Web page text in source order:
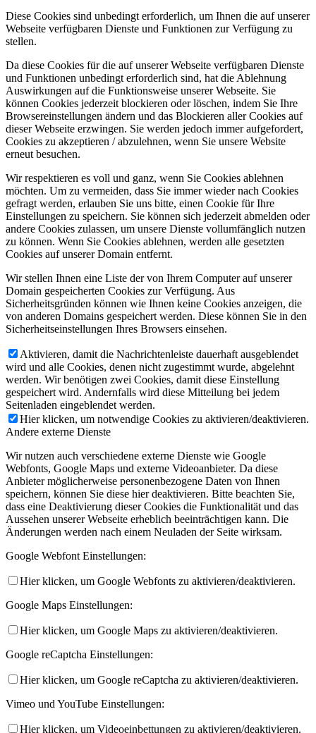
Diese Cookies sind unbedingt erforderlich, um Ihnen die auf unserer
Webseite verfügbaren Dienste und Funktionen zur Verfügung zu
stellen.
Da diese Cookies für die auf unserer Webseite verfügbaren Dienste
und Funktionen unbedingt erforderlich sind, hat die Ablehnung
Auswirkungen auf die Funktionsweise unserer Webseite. Sie
können Cookies jederzeit blockieren oder löschen, indem Sie Ihre
Browsereinstellungen ändern und das Blockieren aller Cookies auf
dieser Webseite erzwingen. Sie werden jedoch immer aufgefordert,
Cookies zu akzeptieren / abzulehnen, wenn Sie unsere Website
erneut besuchen.
Wir respektieren es voll und ganz, wenn Sie Cookies ablehnen
möchten. Um zu vermeiden, dass Sie immer wieder nach Cookies
gefragt werden, erlauben Sie uns bitte, einen Cookie für Ihre
Einstellungen zu speichern. Sie können sich jederzeit abmelden oder
andere Cookies zulassen, um unsere Dienste vollumfänglich nutzen
zu können. Wenn Sie Cookies ablehnen, werden alle gesetzten
Cookies auf unserer Domain entfernt.
Wir stellen Ihnen eine Liste der von Ihrem Computer auf unserer
Domain gespeicherten Cookies zur Verfügung. Aus
Sicherheitsgründen können wie Ihnen keine Cookies anzeigen, die
von anderen Domains gespeichert werden. Diese können Sie in den
Sicherheitseinstellungen Ihres Browsers einsehen.
Aktivieren, damit die Nachrichtenleiste dauerhaft ausgeblendet
wird und alle Cookies, denen nicht zugestimmt wurde, abgelehnt
werden. Wir benötigen zwei Cookies, damit diese Einstellung
gespeichert wird. Andernfalls wird diese Mitteilung bei jedem
Seitenladen eingeblendet werden.
Hier klicken, um notwendige Cookies zu aktivieren/deaktivieren.
Andere externe Dienste
Wir nutzen auch verschiedene externe Dienste wie Google
Webfonts, Google Maps und externe Videoanbieter. Da diese
Anbieter möglicherweise personenbezogene Daten von Ihnen
speichern, können Sie diese hier deaktivieren. Bitte beachten Sie,
dass eine Deaktivierung dieser Cookies die Funktionalität und das
Aussehen unserer Webseite erheblich beeinträchtigen kann. Die
Änderungen werden nach einem Neuladen der Seite wirksam.
Google Webfont Einstellungen:
Hier klicken, um Google Webfonts zu aktivieren/deaktivieren.
Google Maps Einstellungen:
Hier klicken, um Google Maps zu aktivieren/deaktivieren.
Google reCaptcha Einstellungen:
Hier klicken, um Google reCaptcha zu aktivieren/deaktivieren.
Vimeo und YouTube Einstellungen:
Hier klicken, um Videoeinbettungen zu aktivieren/deaktivieren.